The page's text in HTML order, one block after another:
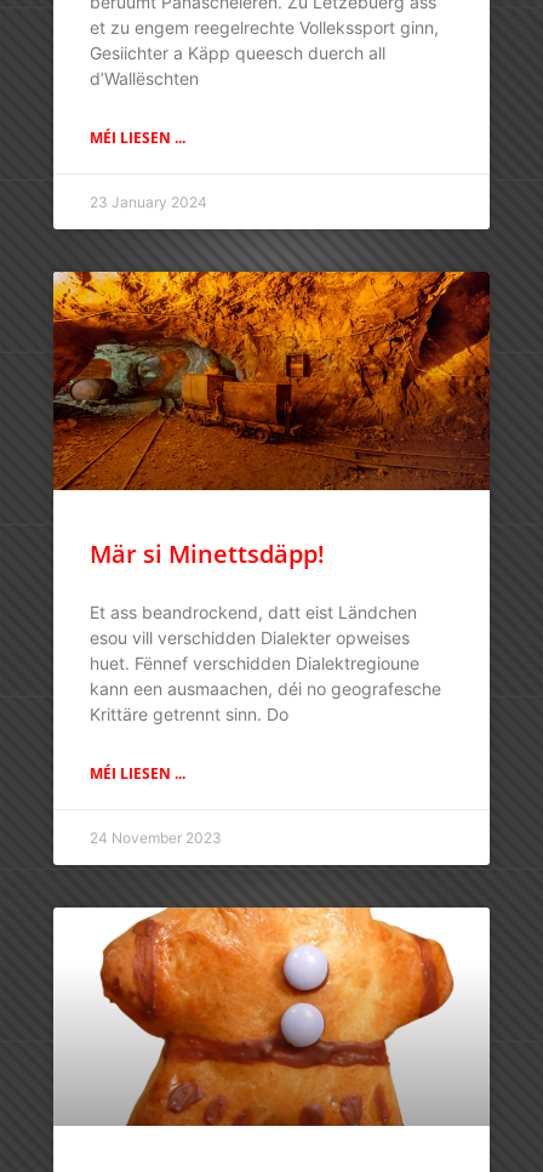
et zu engem reegelrechte Vollekssport ginn,
Gesiichter a Käpp queesch duerch all
d’Wallëschten
MÉI LIESEN ...
23 January 2024
Mär si Minettsdäpp!
Et ass beandrockend, datt eist Ländchen
esou vill verschidden Dialekter opweises
huet. Fënnef verschidden Dialektregioune
kann een ausmaachen, déi no geografesche
Krittäre getrennt sinn. Do
MÉI LIESEN ...
24 November 2023